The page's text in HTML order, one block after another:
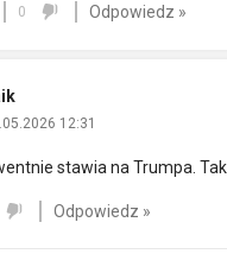
0 Odpowiedz »
12:31
stawia na Trumpa.
Odpowiedz »